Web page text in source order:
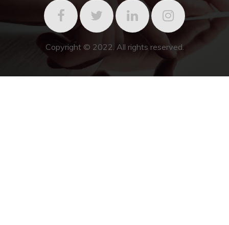
Copyright © 2022. All rights reserved.